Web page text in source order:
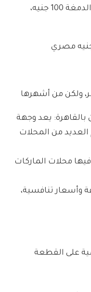
المصنعية 800 جنيه، والضرائب والدمغة 100 جنيه،
ولكن من أشهرها
يعد وجهة
من المحلات
فيها محلات الماركات
وأسعار تنافسية،
على القطعة